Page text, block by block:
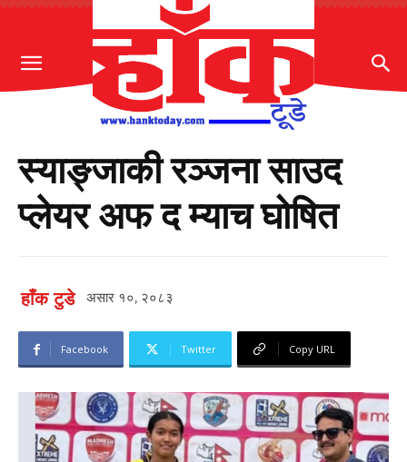
स्याङ्जाकी रञ्जना साउद
प्लेयर अफ द म्याच घोषित
हाँक टुडे असार १०, २०८३
Facebook Twitter Copy URL